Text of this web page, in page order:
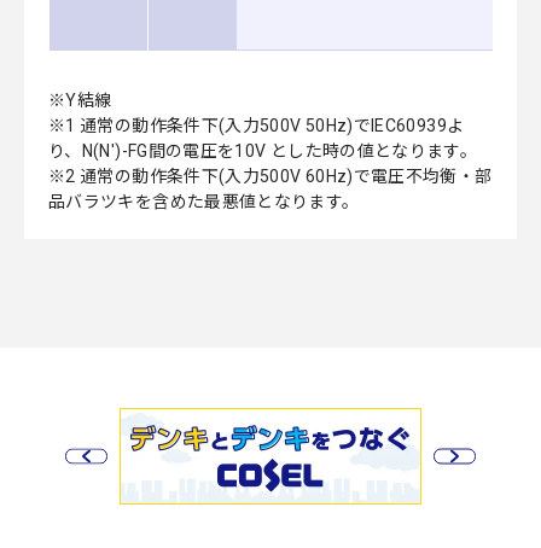
※Y結線
※1 通常の動作条件下(入力500V 50Hz)でIEC60939よ
り、N(N')-FG間の電圧を10V とした時の値となります。
※2 通常の動作条件下(入力500V 60Hz)で電圧不均衡・部
品バラツキを含めた最悪値となります。